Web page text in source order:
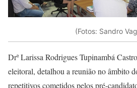
(Fotos: Sandro
Drª Larissa Rodrigues Tupinambá
eleitoral, detalhou a reunião no âmbito
repetitivos cometidos pelos pré-